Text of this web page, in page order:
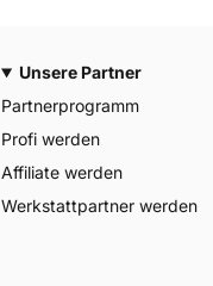
Unsere Partner
Partnerprogramm
Profi werden
Affiliate werden
Werkstattpartner werden